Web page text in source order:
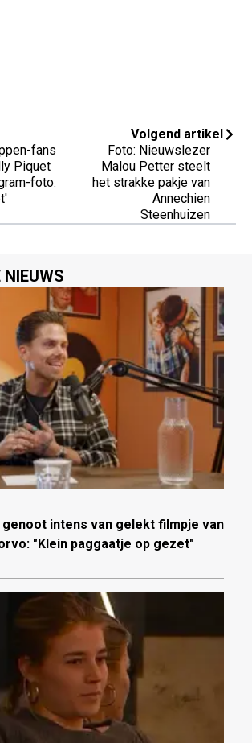
fans
Piquet
foto:
Volgend artikel
Foto: Nieuwslezer
Malou Petter steelt
het strakke pakje van
Annechien
Steenhuizen
intens van gelekt filmpje van
"Klein paggaatje op gezet"